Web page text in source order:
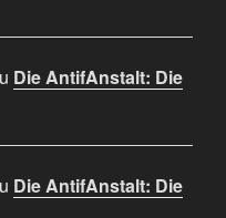
Die AntifAnstalt: Die
Die AntifAnstalt: Die